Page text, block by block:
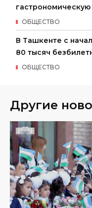
гастрономическую
ОБЩЕСТВО
В Ташкенте с
80 тысяч
ОБЩЕСТВО
Другие